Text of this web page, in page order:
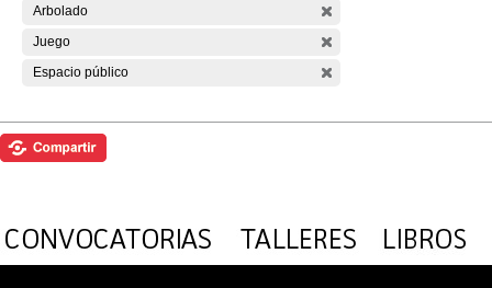
Arbolado
Juego
Espacio público